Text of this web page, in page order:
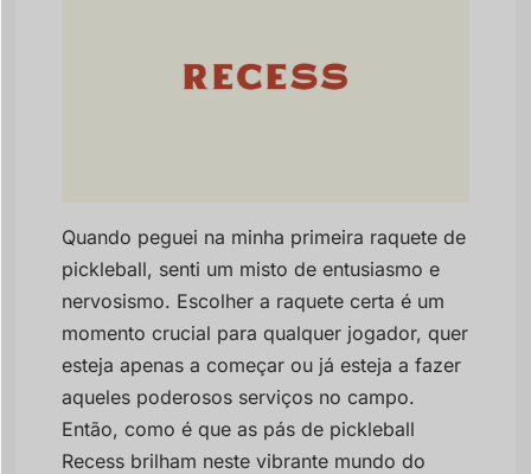
Quando peguei na minha primeira raquete de
pickleball, senti um misto de entusiasmo e
nervosismo. Escolher a raquete certa é um
momento crucial para qualquer jogador, quer
esteja apenas a começar ou já esteja a fazer
aqueles poderosos serviços no campo.
Então, como é que as pás de pickleball
Recess brilham neste vibrante mundo do